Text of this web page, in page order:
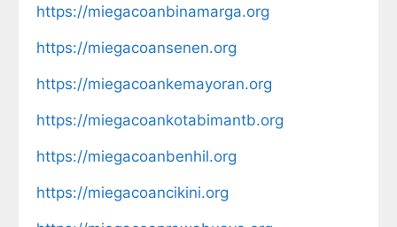
https://miegacoanbinamarga.org
https://miegacoansenen.org
https://miegacoankemayoran.org
https://miegacoankotabimantb.org
https://miegacoanbenhil.org
https://miegacoancikini.org